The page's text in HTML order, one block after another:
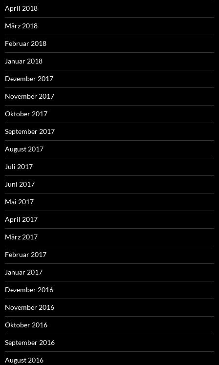
April 2018
März 2018
Februar 2018
Januar 2018
Dezember 2017
November 2017
Oktober 2017
September 2017
August 2017
Juli 2017
Juni 2017
Mai 2017
April 2017
März 2017
Februar 2017
Januar 2017
Dezember 2016
November 2016
Oktober 2016
September 2016
August 2016